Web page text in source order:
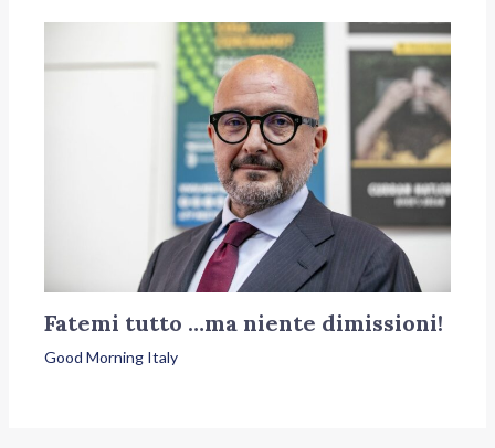
Fatemi tutto …ma niente dimissioni!
Good Morning Italy